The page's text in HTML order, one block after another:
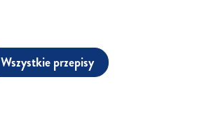
Wszystkie przepisy